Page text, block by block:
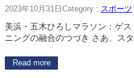
2023年10月31日 Category : スポーツ
美浜・五木ひろしマラソン：ゲ
ニングの融合のつづき さあ、ス
Read more